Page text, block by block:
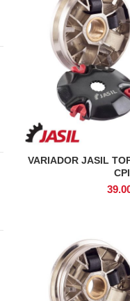
VARIADOR JASIL
CPI